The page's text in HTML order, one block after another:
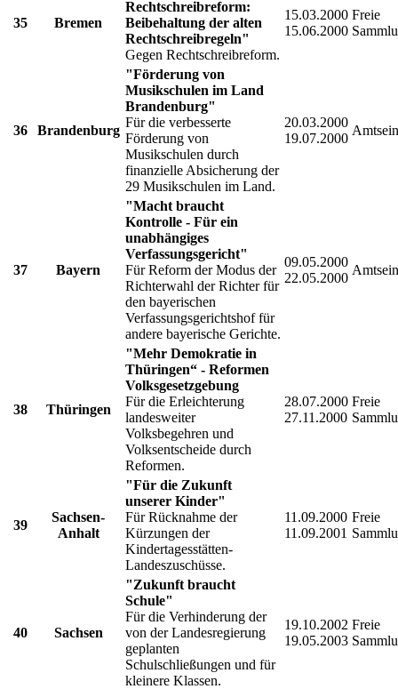
35 Bremen
Rechtschreibreform:
Beibehaltung der alten
Rechtschreibregeln"
Gegen Rechtschreibreform.
15.03.2000
15.06.2000
Freie
36 Brandenburg
"Förderung von
Musikschulen im Land
Brandenburg"
Für die verbesserte
Förderung von
Musikschulen durch
finanzielle Absicherung der
29 Musikschulen im Land.
20.03.2000
19.07.2000
37 Bayern
"Macht braucht
Kontrolle - Für ein
unabhängiges
Verfassungsgericht"
Für Reform der Modus der
Richterwahl der Richter für
den bayerischen
Verfassungsgerichtshof für
andere bayerische Gerichte.
09.05.2000
22.05.2000
38 Thüringen
"Mehr Demokratie in
Thüringen“ - Reformen
Volksgesetzgebung
Für die Erleichterung
landesweiter
Volksbegehren und
Volksentscheide durch
Reformen.
28.07.2000
27.11.2000
Freie
39
Sachsen-
Anhalt
"Für die Zukunft
unserer Kinder"
Für Rücknahme der
Kürzungen der
Kindertagesstätten-
Landeszuschüsse.
11.09.2000
11.09.2001
Freie
40 Sachsen
"Zukunft braucht
Schule"
Für die Verhinderung der
von der Landesregierung
geplanten
Schulschließungen und für
kleinere Klassen.
19.10.2002
19.05.2003
Freie